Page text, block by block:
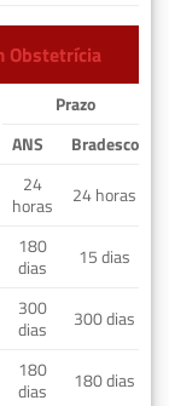
Obstetrícia
Prazo
ANS
Bradesco
24
horas
24 horas
180
dias
15 dias
300
dias
300 dias
180
dias
180 dias